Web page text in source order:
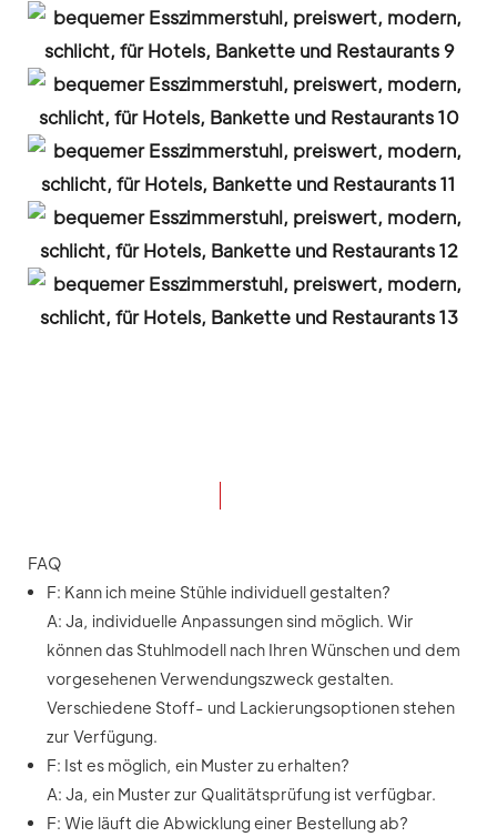
FAQ
F: Kann ich meine Stühle individuell gestalten?
A: Ja, individuelle Anpassungen sind möglich. Wir
können das Stuhlmodell nach Ihren Wünschen und dem
vorgesehenen Verwendungszweck gestalten.
Verschiedene Stoff- und Lackierungsoptionen stehen
zur Verfügung.
F: Ist es möglich, ein Muster zu erhalten?
A: Ja, ein Muster zur Qualitätsprüfung ist verfügbar.
F: Wie läuft die Abwicklung einer Bestellung ab?